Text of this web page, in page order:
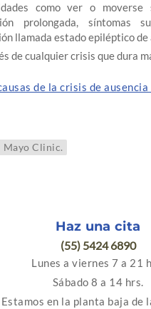
como ver o moverse
prolongada, síntomas
llamada estado epiléptico de
de cualquier crisis que dura
de la crisis de
Clinic.
Haz una cita
(55) 5424 6890
Lunes a viernes 7 a 21
Sábado 8 a 14 hrs.
Estamos en la planta baja de